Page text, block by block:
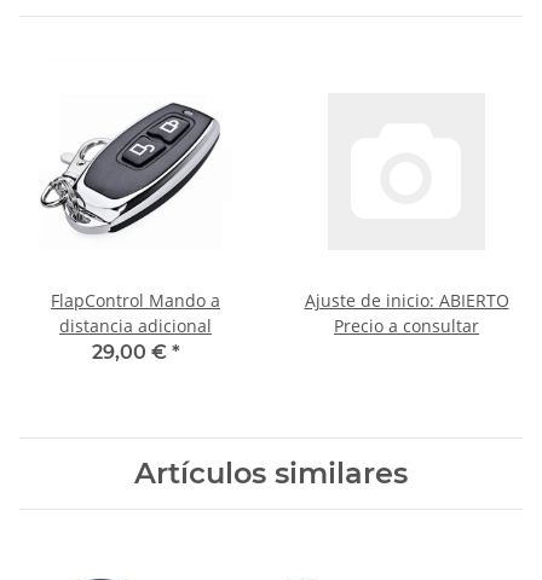
FlapControl Mando a
distancia adicional
29,00 € *
Ajuste de inicio: ABIERTO
Precio a consultar
Artículos similares